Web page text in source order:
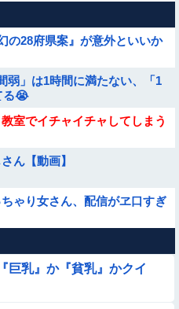
の28府県案』が意外といいか
弱」は1時間に満たない、「1
る😭
室でイチャイチャしてしまう
ん【動画】
ゃり女さん、配信がヱ口すぎ
れてるけどどうする？
た結果【動画】
巨乳』か『貧乳』かクイ